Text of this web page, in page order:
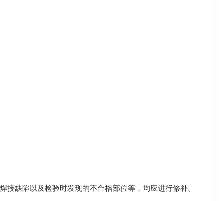
缺陷以及检验时发现的不合格部位等，均应进行修补。